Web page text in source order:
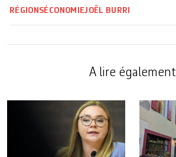
RÉGIONS ÉCONOMIEJOËL BURRI
A lire également